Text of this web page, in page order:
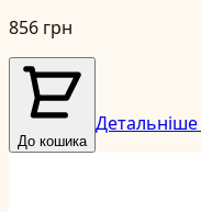
856 грн
До кошика